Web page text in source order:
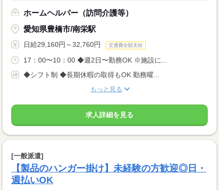
ホームヘルパー（訪問介護等）
愛知県豊橋市/南栄駅
日給29,160円～32,760円 交通費全額支給
17：00〜10：00 ◆週2日〜勤務OK ※施設に...
◆シフト制 ◆長期休暇の取得もOK 勤務曜...
もっと見る
求人詳細を見る
[一般派遣]
【製品のハンガー掛け】未経験の方歓迎◎日・
週払いOK